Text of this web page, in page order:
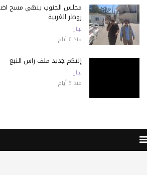
مجلس الجنوب ينهي مسح
زوطر الغربية
لبنان
منذ 6 أيام
إليكم جديد ملف رأس النبع
لبنان
منذ 5 أيام